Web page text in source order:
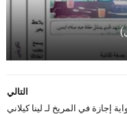
التالي
إجازة في المريخ لـ لينا كيلاني